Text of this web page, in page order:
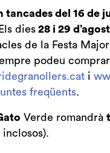
civil contra el
a Saragossa
Però el que
com l’antecedent
i els seus
moltes vegades em
del 16 de
dies 28 i 29 d’agost
de la Festa
podeu
i
freqüents.
Verde romandrà
inclosos).